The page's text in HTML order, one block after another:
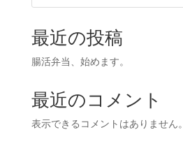
最近の投稿
腸活弁当、始めます。
最近のコメント
表示できるコメントはありません。